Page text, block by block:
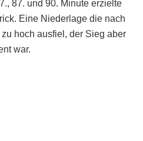
87. und 90. Minute erzielte
Eine Niederlage die nach
hoch ausfiel, der Sieg aber
war.